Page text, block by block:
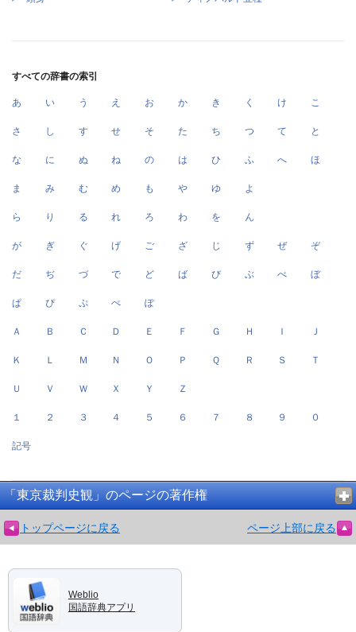
すべての辞書の索引
あ い う え お か き く け こ
さ し す せ そ た ち つ て と
な に ぬ ね の は ひ ふ へ ほ
ま み む め も や ゆ よ
ら り る れ ろ わ を ん
が ぎ ぐ げ ご ざ じ ず ぜ ぞ
だ ぢ づ で ど ば び ぶ べ ぼ
ぱ ぴ ぷ ぺ ぽ
Ａ Ｂ Ｃ Ｄ Ｅ Ｆ Ｇ Ｈ Ｉ Ｊ
Ｋ Ｌ Ｍ Ｎ Ｏ Ｐ Ｑ Ｒ Ｓ Ｔ
Ｕ Ｖ Ｗ Ｘ Ｙ Ｚ
１ ２ ３ ４ ５ ６ ７ ８ ９ ０
記号
「東京裁判史観」のページの著作権
トップページに戻る ページ上部に戻る
Weblio
国語辞典アプリ